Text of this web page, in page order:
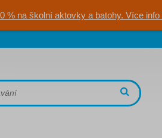
% na školní aktovky a batohy. Více info